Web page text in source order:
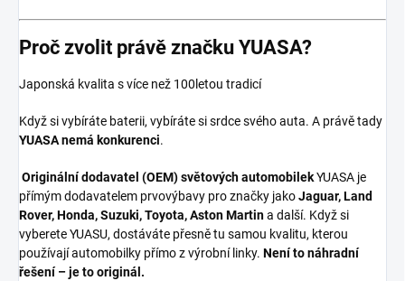
Proč zvolit právě značku YUASA?
Japonská kvalita s více než 100letou tradicí
Když si vybíráte baterii, vybíráte si srdce svého auta. A právě tady
YUASA nemá konkurenci.
Originální dodavatel (OEM) světových automobilekYUASA je
přímým dodavatelem prvovýbavy pro značky jakoJaguar, Land
Rover, Honda, Suzuki, Toyota, Aston Martina další. Když si
vyberete YUASU, dostáváte přesně tu samou kvalitu, kterou
používají automobilky přímo z výrobní linky. Není to náhradní
řešení – je to originál.